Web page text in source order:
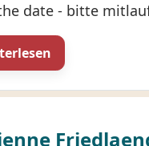
date - bitte